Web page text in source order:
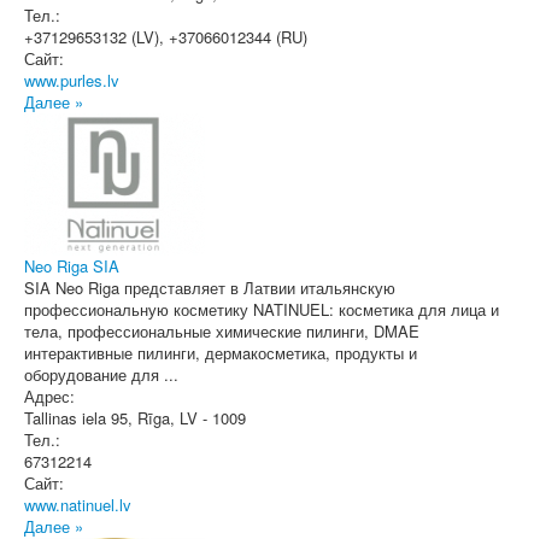
Тел.:
+37129653132 (LV), +37066012344 (RU)
Сайт:
www.purles.lv
Далее »
Neo Riga SIA
SIA Neo Riga представляет в Латвии итальянскую
профессиональную косметику NATINUEL: косметика для лица и
тела, профессиональные химические пилинги, DMAE
интерактивные пилинги, дермaкосметика, продукты и
оборудование для ...
Адрес:
Tallinas iela 95, Rīga, LV - 1009
Тел.:
67312214
Сайт:
www.natinuel.lv
Далее »